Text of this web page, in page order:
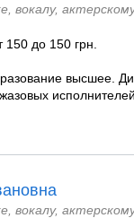
вокалу,
150 до 150 грн.
высшее.
исполнителей
вокалу,